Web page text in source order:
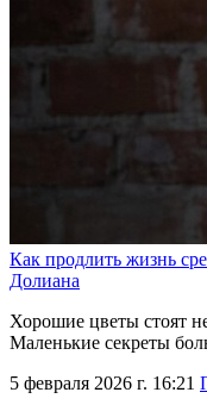
Как продлить жизнь
Долиана
Хорошие цветы стоят
Маленькие секреты
5 февраля 2026 г. 16:21